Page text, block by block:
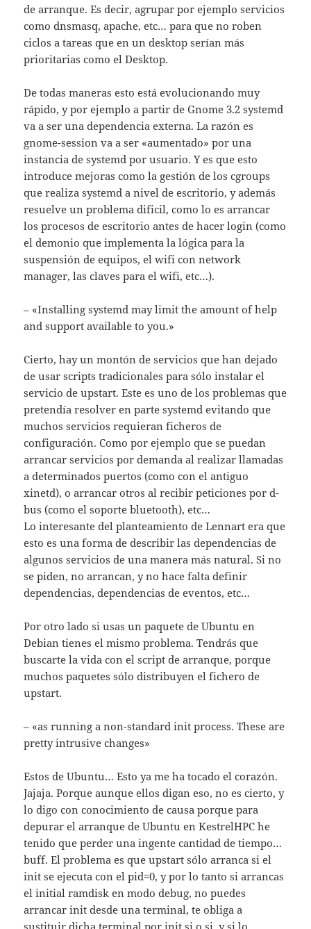
de arranque. Es decir, agrupar por ejemplo servicios
como dnsmasq, apache, etc… para que no roben
ciclos a tareas que en un desktop serían más
prioritarias como el Desktop.
De todas maneras esto está evolucionando muy
rápido, y por ejemplo a partir de Gnome 3.2 systemd
va a ser una dependencia externa. La razón es
gnome-session va a ser «aumentado» por una
instancia de systemd por usuario. Y es que esto
introduce mejoras como la gestión de los cgroups
que realiza systemd a nivel de escritorio, y además
resuelve un problema dificil, como lo es arrancar
los procesos de escritorio antes de hacer login (como
el demonio que implementa la lógica para la
suspensión de equipos, el wifi con network
manager, las claves para el wifi, etc…).
– «Installing systemd may limit the amount of help
and support available to you.»
Cierto, hay un montón de servicios que han dejado
de usar scripts tradicionales para sólo instalar el
servicio de upstart. Este es uno de los problemas que
pretendía resolver en parte systemd evitando que
muchos servicios requieran ficheros de
configuración. Como por ejemplo que se puedan
arrancar servicios por demanda al realizar llamadas
a determinados puertos (como con el antiguo
xinetd), o arrancar otros al recibir peticiones por d-
bus (como el soporte bluetooth), etc…
Lo interesante del planteamiento de Lennart era que
esto es una forma de describir las dependencias de
algunos servicios de una manera más natural. Si no
se piden, no arrancan, y no hace falta definir
dependencias, dependencias de eventos, etc…
Por otro lado si usas un paquete de Ubuntu en
Debian tienes el mismo problema. Tendrás que
buscarte la vida con el script de arranque, porque
muchos paquetes sólo distribuyen el fichero de
upstart.
– «as running a non-standard init process. These are
pretty intrusive changes»
Estos de Ubuntu… Esto ya me ha tocado el corazón.
Jajaja. Porque aunque ellos digan eso, no es cierto, y
lo digo con conocimiento de causa porque para
depurar el arranque de Ubuntu en KestrelHPC he
tenido que perder una ingente cantidad de tiempo…
buff. El problema es que upstart sólo arranca si el
init se ejecuta con el pid=0, y por lo tanto si arrancas
el initial ramdisk en modo debug, no puedes
arrancar init desde una terminal, te obliga a
sustituir dicha terminal por init si o si, y si lo